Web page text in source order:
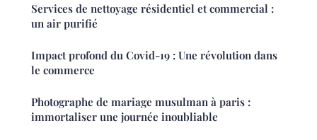
Services de nettoyage résidentiel et commercial :
un air purifié
Impact profond du Covid-19 : Une révolution dans
le commerce
Photographe de mariage musulman à paris :
immortaliser une journée inoubliable